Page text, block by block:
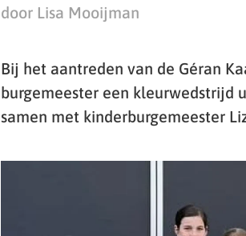
door Lisa Mooijman
Bij het aantreden van de Géran
burgemeester een kleurwedstrijd
samen met kinderburgemeester